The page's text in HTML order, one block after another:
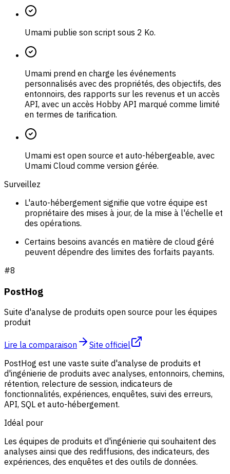
Umami publie son script sous 2 Ko.
Umami prend en charge les événements
personnalisés avec des propriétés, des objectifs, des
entonnoirs, des rapports sur les revenus et un accès
API, avec un accès Hobby API marqué comme limité
en termes de tarification.
Umami est open source et auto-hébergeable, avec
Umami Cloud comme version gérée.
Surveillez
L'auto-hébergement signifie que votre équipe est
propriétaire des mises à jour, de la mise à l'échelle et
des opérations.
Certains besoins avancés en matière de cloud géré
peuvent dépendre des limites des forfaits payants.
#8
PostHog
Suite d'analyse de produits open source pour les équipes
produit
Lire la comparaison
Site officiel
PostHog est une vaste suite d'analyse de produits et
d'ingénierie de produits avec analyses, entonnoirs, chemins,
rétention, relecture de session, indicateurs de
fonctionnalités, expériences, enquêtes, suivi des erreurs,
API, SQL et auto-hébergement.
Idéal pour
Les équipes de produits et d'ingénierie qui souhaitent des
analyses ainsi que des rediffusions, des indicateurs, des
expériences, des enquêtes et des outils de données.